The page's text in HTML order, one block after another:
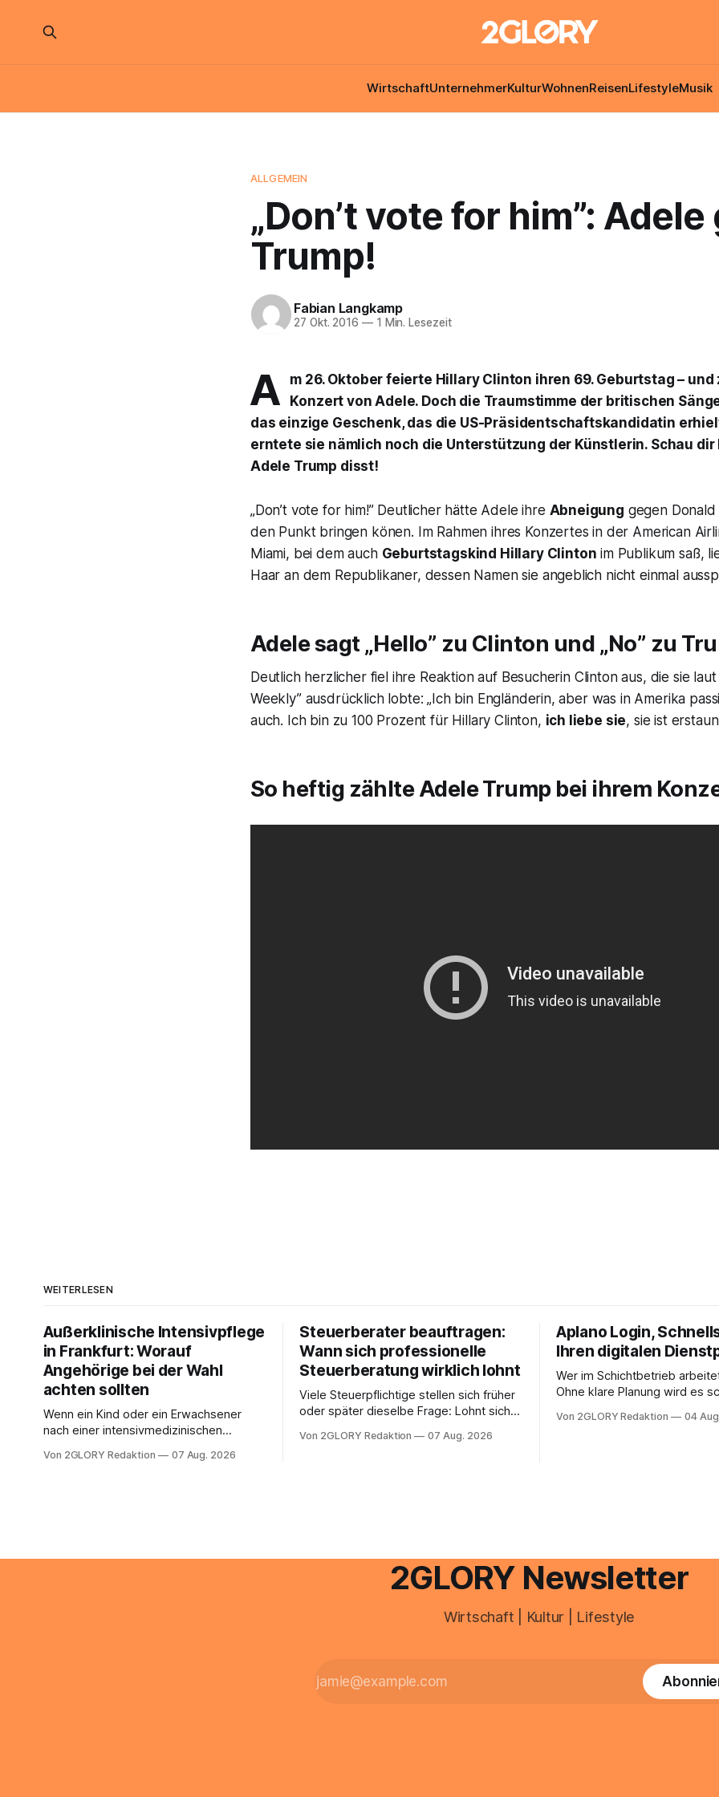
WirtschaftUnternehmerKulturWohnenReisenLifestyleMusik
ALLGEMEIN
„Don’t vote for him”:
Trump!
Fabian Langkamp
27 Okt. 2016 —1 Min. Lesezeit
A
m 26. Oktober feierte Hillary Clinton ihren 69. Geburtstag – und
Konzert von Adele. Doch die Traumstimme der britischen
das einzige Geschenk, das die US-Präsidentschaftskandidatin
erntete sie nämlich noch die Unterstützung der Künstlerin. Schau dir
Adele Trump disst!
„Don’t vote for him!” Deutlicher hätte Adele ihre Abneigung gegen
den Punkt bringen könen. Im Rahmen ihres Konzertes in der American
Miami, bei dem auch Geburtstagskind Hillary Clinton im Publikum saß,
Haar an dem Republikaner, dessen Namen sie angeblich nicht einmal
Adele sagt „Hello” zu Clinton und „No” zu
Deutlich herzlicher fiel ihre Reaktion auf Besucherin Clinton aus, die sie
Weekly” ausdrücklich lobte: „Ich bin Engländerin, aber was in Amerika
auch. Ich bin zu 100 Prozent für Hillary Clinton, ich liebe sie, sie ist
So heftig zählte Adele Trump bei ihrem
WEITERLESEN
Außerklinische Intensivpflege
in Frankfurt: Worauf
Angehörige bei der Wahl
achten sollten
Wenn ein Kind oder ein Erwachsener
nach einer intensivmedizinischen
oder eine engmaschige pflegerische
Intensivpflege bietet genau diese
Von 2GLORY Redaktion 07 Aug. 2026
Steuerberater beauftragen:
Wann sich professionelle
Steuerberatung wirklich lohnt
Viele Steuerpflichtige stellen sich früher
oder später dieselbe Frage: Lohnt sich
sich die Steuererklärung auch in
zahlt sich professionelle Unterstützung
Von 2GLORY Redaktion 07 Aug. 2026
Aplano Login,
Ihren digitalen
Wer im Schichtbetrieb
Ohne klare Planung wird es
zentraler Zugangspunkt, um
Von 2GLORY Redaktion 04
2GLORY Newsletter
Wirtschaft | Kultur | Lifestyle